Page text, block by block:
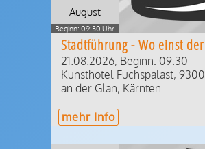
August
Beginn: 09:30 Uhr
21.08.2026, Beginn: 09:30
Kunsthotel Fuchspalast, 9300
an der Glan, Kärnten
mehr Info